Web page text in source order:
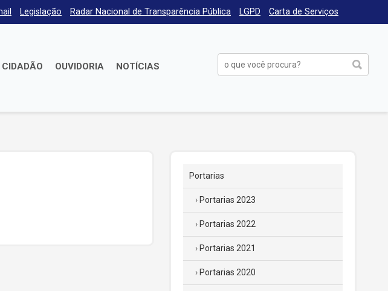
Legislação Radar Nacional de Transparência Pública LGPD Carta de Serviços
CIDADÃO OUVIDORIA NOTÍCIAS
Portarias
Portarias 2023
Portarias 2022
Portarias 2021
Portarias 2020